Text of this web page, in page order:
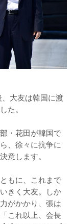
、大友は韓国に渡
た。
・花田が韓国で
、徐々に抗争に
意します。
もに、これまで
きく大友。しか
がかかり、張は
これ以上、会長